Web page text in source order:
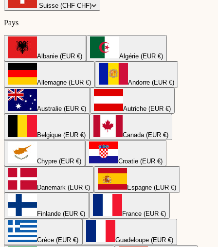
Suisse (CHF CHF)
Pays
Albanie (EUR €) Algérie (EUR €)
Allemagne (EUR €) Andorre (EUR €)
Australie (EUR €) Autriche (EUR €)
Belgique (EUR €) Canada (EUR €)
Chypre (EUR €) Croatie (EUR €)
Danemark (EUR €) Espagne (EUR €)
Finlande (EUR €) France (EUR €)
Grèce (EUR €) Guadeloupe (EUR €)